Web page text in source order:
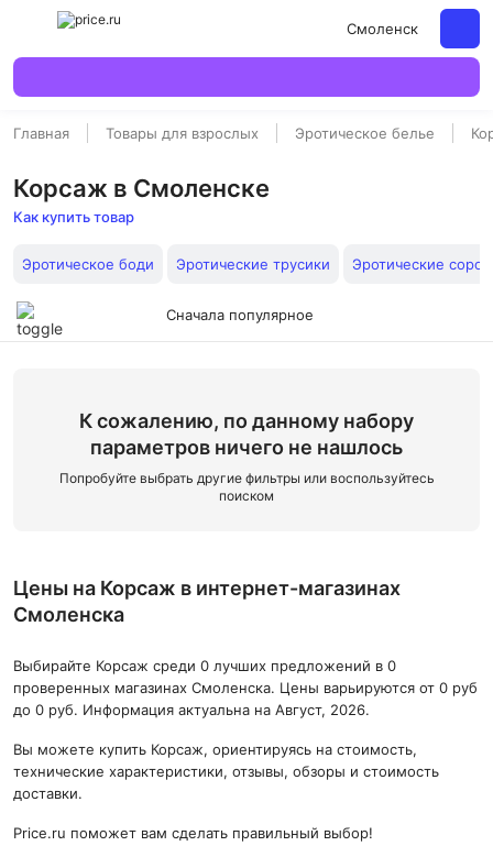
Смоленск
Главная Товары для взрослых Эротическое белье
Корсаж в Смоленске
Как купить товар
Эротическое боди Эротические трусики Эротические
Сначала популярное
К сожалению, по данному набору
параметров ничего не нашлось
Попробуйте выбрать другие фильтры или воспользуйтесь
поиском
Цены на Корсаж в интернет-магазинах
Смоленска
Выбирайте Корсаж среди 0 лучших предложений в 0
проверенных магазинах Смоленска. Цены варьируются от 0 руб
до 0 руб. Информация актуальна на Август, 2026.
Вы можете купить Корсаж, ориентируясь на стоимость,
технические характеристики, отзывы, обзоры и стоимость
доставки.
Price.ru поможет вам сделать правильный выбор!